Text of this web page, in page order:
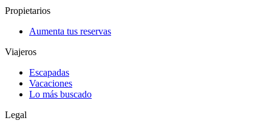
Propietarios
Aumenta tus reservas
Viajeros
Escapadas
Vacaciones
Lo más buscado
Legal